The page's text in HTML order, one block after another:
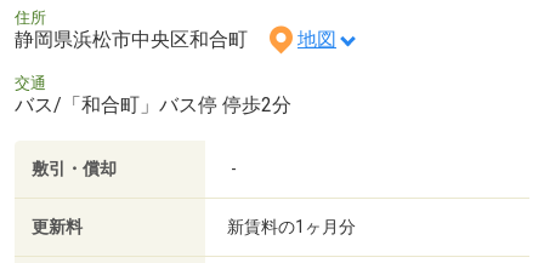
住所
静岡県浜松市中央区和合町 地図
交通
バス/「和合町」バス停 停歩2分
敷引・償却 -
更新料 新賃料の1ヶ月分